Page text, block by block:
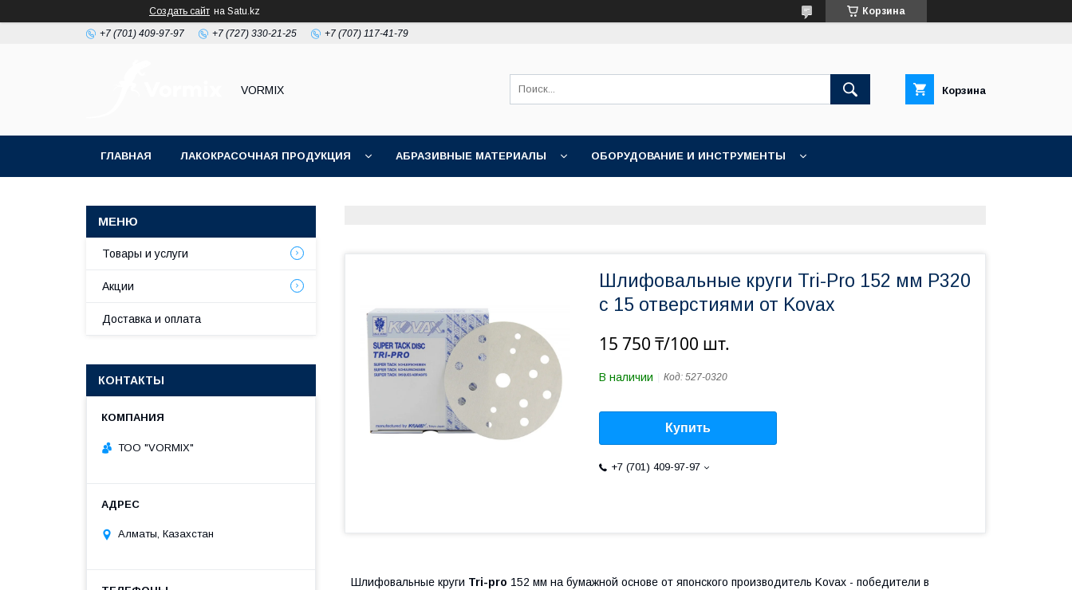
Создать сайт на Satu.kz Корзина
+7 (701) 409-97-97 +7 (727) 330-21-25 +7 (707) 117-41-79
VORMIX Корзина
ГЛАВНАЯ ЛАКОКРАСОЧНАЯ ПРОДУКЦИЯ АБРАЗИВНЫЕ МАТЕРИАЛЫ ОБОРУДОВАНИЕ И ИНСТРУМЕНТЫ
Шлифовальные круги Tri-Pro 152 мм P320
c 15 отверстиями от Kovax
15 750 ₸/100 шт.
В наличии Код: 527-0320
Купить
+7 (701) 409-97-97
Шлифовальные круги Tri-pro 152 мм на бумажной основе от японского производитель Kovax - победители в
Товары и услуги
Акции
Доставка и оплата
КОНТАКТЫ
ТОО "VORMIX"
Алматы, Казахстан